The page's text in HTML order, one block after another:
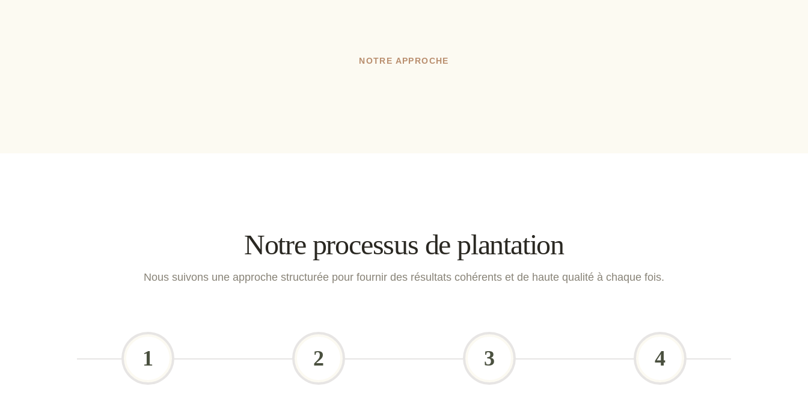
NOTRE APPROCHE
Notre processus de plantation
Nous suivons une approche structurée pour fournir des résultats cohérents et de haute qualité à chaque fois.
1 2 3 4